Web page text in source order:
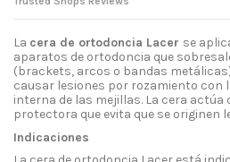
La cera de ortodoncia Lacer se
aparatos de ortodoncia que
(brackets, arcos o bandas
causar lesiones por rozamiento con
interna de las mejillas. La cera actúa
protectora que evita que se originen
Indicaciones